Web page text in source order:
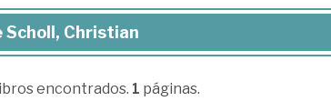
Scholl, Christian
encontrados. 1 páginas.